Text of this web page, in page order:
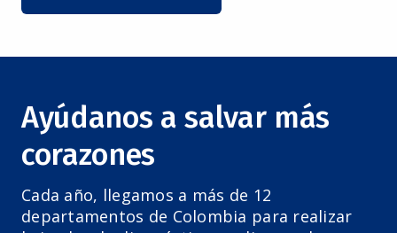
Ayúdanos a salvar más
corazones
Cada año, llegamos a más de 12
departamentos de Colombia para realizar